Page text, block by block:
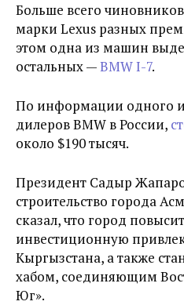
Больше всего
марки Lexus разных
этом одна из машин
остальных —BMW I-7.
По информации одного
дилеров BMW в России,
около $190 тысяч.
Президент Садыр
строительство города
сказал, что город
инвестиционную
Кыргызстана, а также
хабом, соединяющим
Юг».